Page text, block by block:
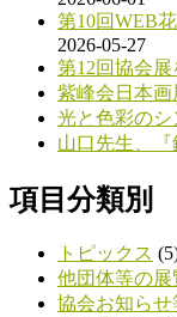
第10回WEB
2026-05-27
第12回協会
紫峰会日本画
光と色彩の
山口先生、
項目分類別
トピックス
他団体等の展
協会お知らせ